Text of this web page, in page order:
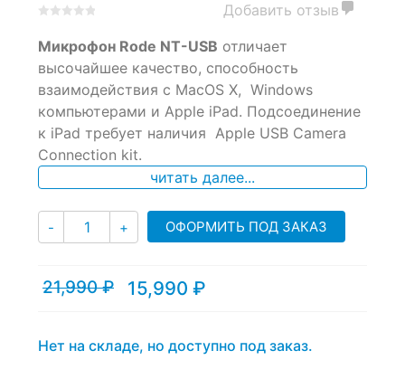
out
on
customer
ratings
Добавить отзыв
Микрофон Rode NT-USB отличает
высочайшее качество, способность
взаимодействия с MacOS X, Windows
компьютерами и Apple iPad. Подсоединение
к iPad требует наличия Apple USB Camera
Connection kit.
читать далее...
- Количество
+ ОФОРМИТЬ ПОД ЗАКАЗ
21,990₽
Первоначальная
21,990 ₽.
15,990 ₽
Текущая
Нет на складе, но доступно под заказ.